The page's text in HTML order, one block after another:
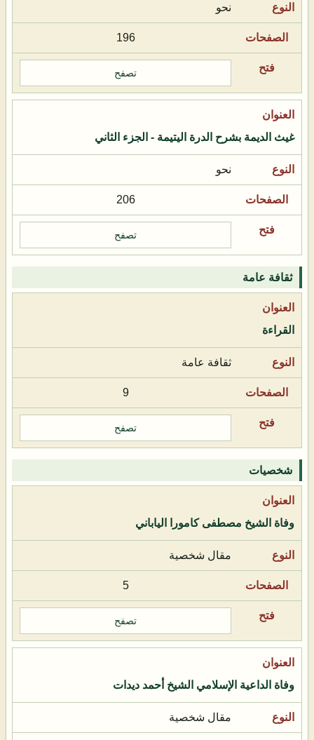
نحو
196
تصفح
غيث الديمة بشرح الدرة اليتيمة - الجزء الثاني
نحو
206
تصفح
ثقافة عامة
القراءة
ثقافة عامة
9
تصفح
شخصيات
وفاة الشيخ مصطفى كامورا الياباني
مقال شخصية
5
تصفح
وفاة الداعية الإسلامي الشيخ أحمد ديدات
مقال شخصية